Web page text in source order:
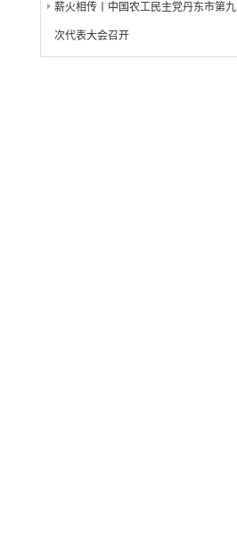
薪火相传丨中国农工民主党丹东市第九
次代表大会召开